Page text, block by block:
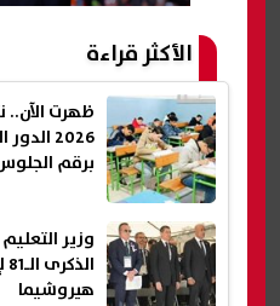
الأكثر قراءة
ظهرت الآن..
2026
برقم
وزير
هيروشيما